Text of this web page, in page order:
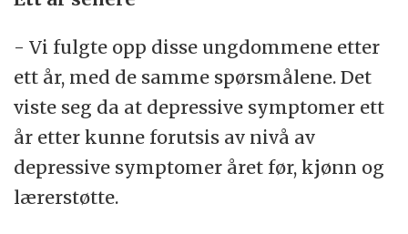
- Vi fulgte opp disse ungdommene etter
ett år, med de samme spørsmålene. Det
viste seg da at depressive symptomer ett
år etter kunne forutsis av nivå av
depressive symptomer året før, kjønn og
lærerstøtte.